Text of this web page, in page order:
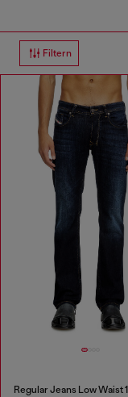
Filtern